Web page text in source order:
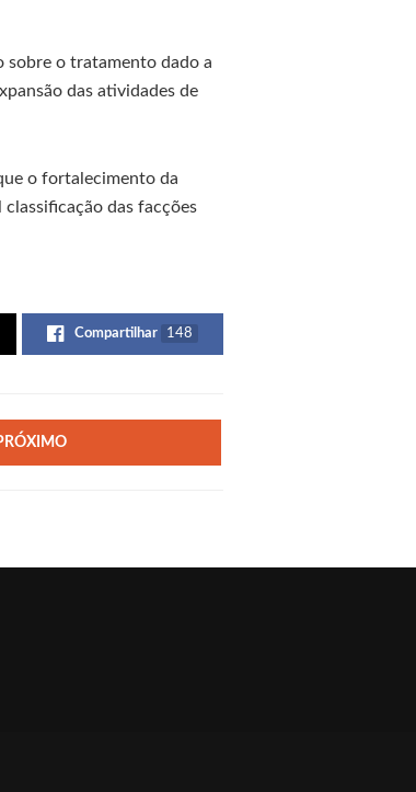
sobre o tratamento dado a
das atividades de
o fortalecimento da
das facções
Compartilhar 148